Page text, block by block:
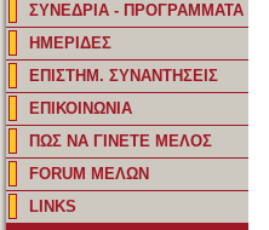
ΣΥΝΕΔΡΙΑ - ΠΡΟΓΡΑΜΜΑΤΑ
ΗΜΕΡΙΔΕΣ
ΕΠΙΣΤΗΜ. ΣΥΝΑΝΤΗΣΕΙΣ
ΕΠΙΚΟΙΝΩΝΙΑ
ΠΩΣ ΝΑ ΓΙΝΕΤΕ ΜΕΛΟΣ
FORUM ΜΕΛΩΝ
LINKS